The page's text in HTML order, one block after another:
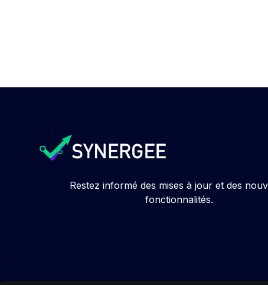
Restez informé des mises à jour et des
fonctionnalités.